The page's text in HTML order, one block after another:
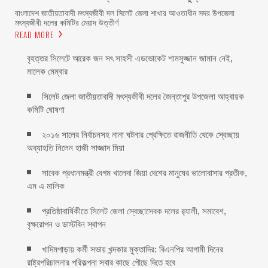
‎বাংলাদেশ জাতীয়তাবাদী মৎস্যজীবী দল সিলেট জেলা শাখার আওতাধীন সদর উপজেলা
মৎস্যজীবী দলের কমিটির মেয়াদ উত্তীর্ণ
READ MORE
বৃহত্তর সিলেটে আরেক জন সৎ সাহসী এডভোকেট শামসুজ্জান জামান নেই,
মালেক মেম্বার ‎
সিলেট জেলা জাতীয়তাবাদী মৎস্যজীবী দলের জৈন্তাপুর উপজেলা আহ্বায়ক
কমিটি ঘোষণা
২০১৬ সালের নির্বাচনসহ নানা ঘটনার প্রেক্ষিতে রাজনীতি থেকে স্বেচ্ছায়
অব্যাহতি নিলেন হাজী সাজ্জাদ মিয়া
সাবেক প্রধানমন্ত্রী বেগম খালেদা জিয়া দেশের মানুষের ভালোবাসার প্রতীক,
এম এ মালিক
প্রতিষ্ঠাবার্ষিকীতে সিলেট জেলা স্বেচ্ছাসেবক দলের র‌্যালী, সমাবেশ,
বৃক্ষরোপন ও ডাস্টবিন স্থাপন
খাদিমপাড়ায় কর্মী সভায় খন্দকার মুক্তাদির: বিএনপির আগামী দিনের
রাষ্ট্রপরিচালনার পরিকল্পনা সবার কাছে পৌছে দিতে হবে